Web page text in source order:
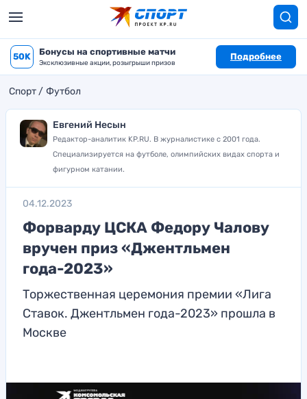
50K Бонусы на спортивные матчи
Эксклюзивные акции, розыгрыши призов
Подробнее
Спорт Футбол
Евгений Несын
Редактор-аналитик KP.RU. В журналистике с 2001 года.
Специализируется на футболе, олимпийских видах спорта и
фигурном катании.
04.12.2023
Форварду ЦСКА Федору Чалову
вручен приз «Джентльмен
года-2023»
Торжественная церемония премии «Лига
Ставок. Джентльмен года-2023» прошла в
Москве